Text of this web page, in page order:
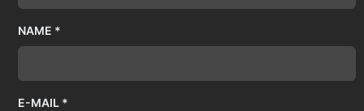
NAME *
E-MAIL *